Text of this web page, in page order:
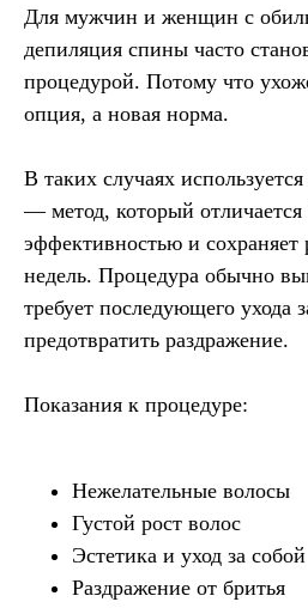
Для мужчин и женщин с
депиляция спины часто
процедурой. Потому что
опция, а новая норма.
В таких случаях
— метод, который отличается
эффективностью и сохраняет
недель. Процедура обычно
требует последующего ухода
предотвратить раздражение.
Показания к процедуре:
Нежелательные волосы
Густой рост волос
Эстетика и уход за собой
Раздражение от бритья